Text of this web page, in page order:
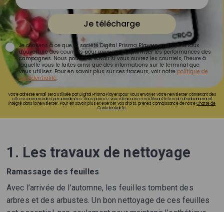
Je télécharge
Je consens à ce que la société Digital Prisma Players analyse le taux
d'ouverture des courriels pour mesurer et optimiser les performances des
campagnes. Nous pourrons savoir si vous ouvrez les courriels, l'heure à
laquelle vous le faites ainsi que des informations sur le terminal que
vous utilisez. Pour en savoir plus sur ces traceurs, voir notre politique de
confidentialité.
Votre adresse email sera utilisée par Digital Prisma Playerspour vous envoyer votre newsletter contenant des
offres commerciales personnalisées. Vous pourrez vous désinscrire en utilisant le lien de désabonnement
intégré dans la newsletter. Pour en savoir plus et exercer vos droits, prenez connaissance de notreCharte de
Confidentialité.
1. Les travaux de nettoyage
Ramassage des feuilles
Avec l’arrivée de l’automne, les feuilles tombent des
arbres et des arbustes. Un bon nettoyage de ces feuilles